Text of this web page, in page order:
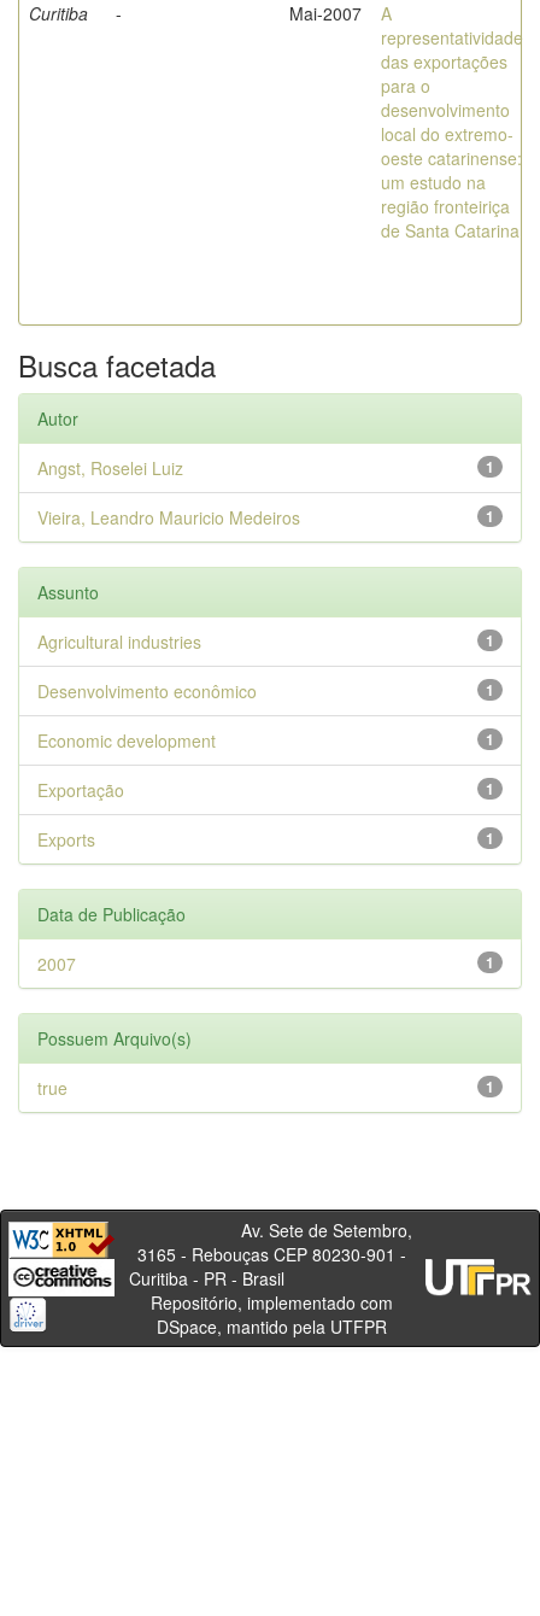
Curitiba - Mai-2007
A
representatividade
das exportações
para o
desenvolvimento
local do extremo-
oeste catarinense:
um estudo na
região fronteiriça
de Santa Catarina
Busca facetada
Autor
1
Angst, Roselei Luiz
1
Vieira, Leandro Mauricio Medeiros
Assunto
1
Agricultural industries
1
Desenvolvimento econômico
1
Economic development
1
Exportação
1
Exports
Data de Publicação
1
2007
Possuem Arquivo(s)
1
true
Av. Sete de Setembro,
3165 - Rebouças CEP 80230-901 -
Curitiba - PR - Brasil
Repositório, implementado com
DSpace, mantido pela UTFPR